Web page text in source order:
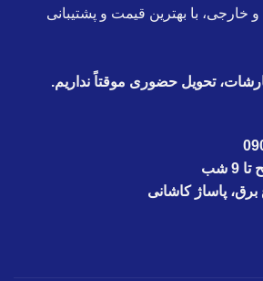
و خارجی، با بهترین قیمت و پشتیبانی
تحویل حضوری موقتاً نداریم.
پاساژ کاشانی